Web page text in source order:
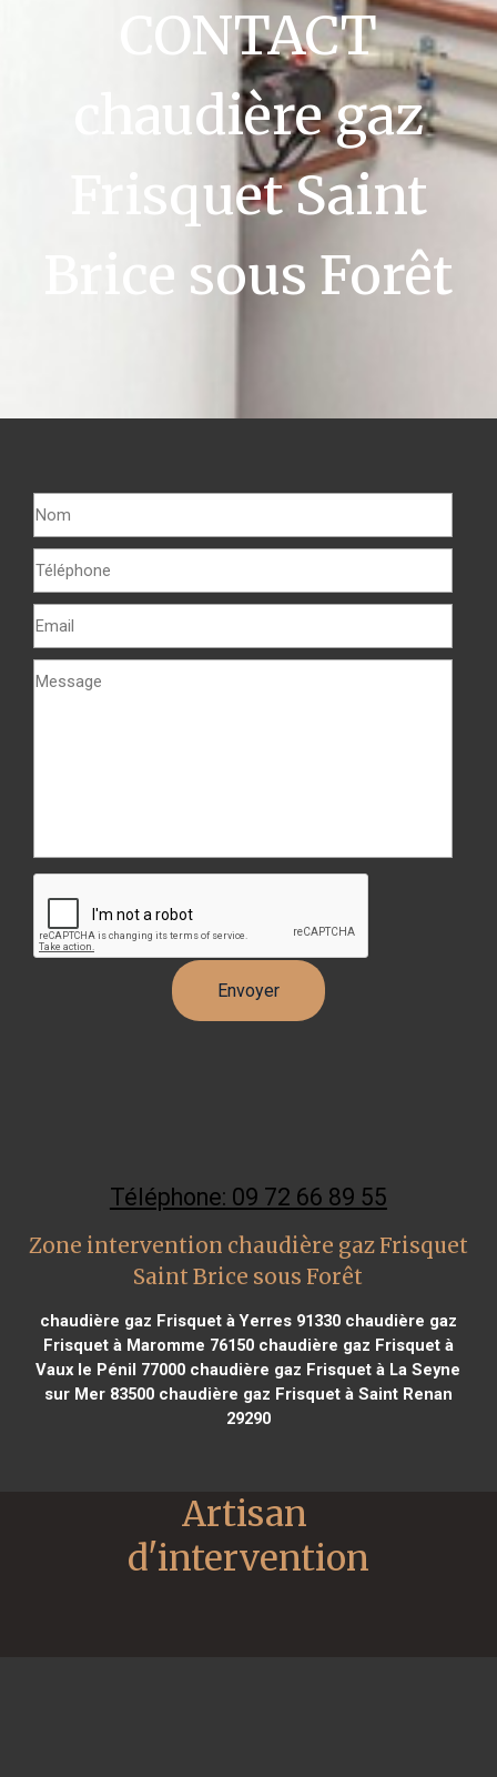
CONTACT
chaudière gaz
Frisquet Saint
Brice sous Forêt
Téléphone: 09 72 66 89 55
Zone intervention chaudière gaz Frisquet
Saint Brice sous Forêt
chaudière gaz Frisquet à Yerres 91330chaudière gaz
Frisquet à Maromme 76150chaudière gaz Frisquet à
Vaux le Pénil 77000 chaudière gaz Frisquet à La Seyne
sur Mer 83500chaudière gaz Frisquet à Saint Renan
29290
Artisan
d'intervention